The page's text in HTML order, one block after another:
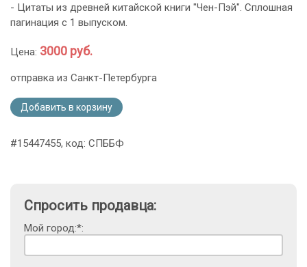
- Цитаты из древней китайской книги "Чен-Пэй". Сплошная
пагинация с 1 выпуском.
Цена: 3000 руб.
отправка из Санкт-Петербурга
Добавить в корзину
#15447455, код: СПББФ
Спросить продавца:
Мой город:*: